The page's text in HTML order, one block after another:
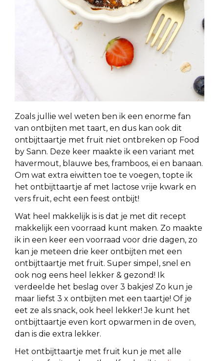
Zoals jullie wel weten ben ik een enorme fan
van ontbijten met taart, en dus kan ook dit
ontbijttaartje met fruit niet ontbreken op Food
by Sann. Deze keer maakte ik een variant met
havermout, blauwe bes, framboos, ei en banaan.
Om wat extra eiwitten toe te voegen, topte ik
het ontbijttaartje af met lactose vrije kwark en
vers fruit, echt een feest ontbijt!
Wat heel makkelijk is is dat je met dit recept
makkelijk een voorraad kunt maken. Zo maakte
ik in een keer een voorraad voor drie dagen, zo
kan je meteen drie keer ontbijten met een
ontbijttaartje met fruit. Super simpel, snel en
ook nog eens heel lekker & gezond! Ik
verdeelde het beslag over 3 bakjes! Zo kun je
maar liefst 3 x ontbijten met een taartje! Of je
eet ze als snack, ook heel lekker!⁠ Je kunt het
ontbijttaartje even kort opwarmen in de oven,
dan is die extra lekker.
Het ontbijttaartje met fruit kun je met alle